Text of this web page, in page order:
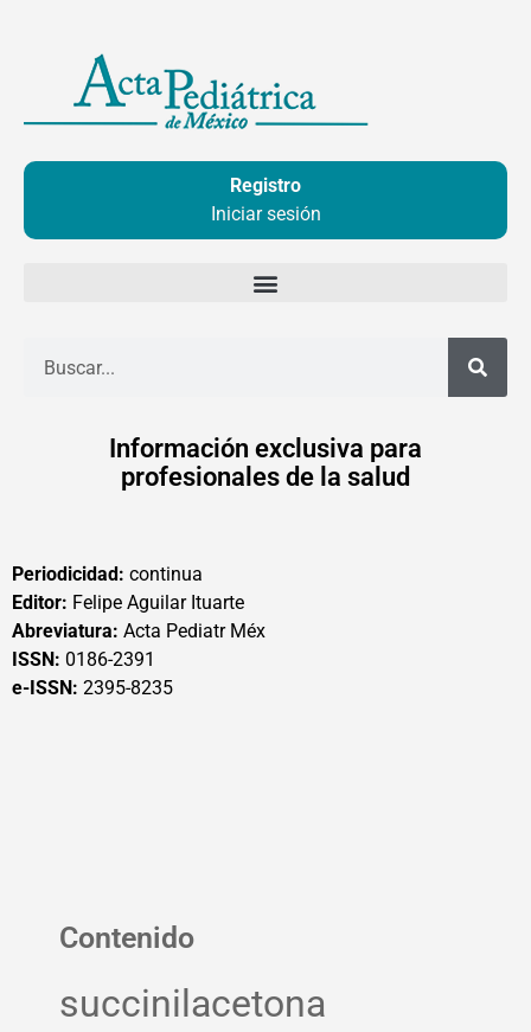
contenido
Registro
Iniciar sesión
Información exclusiva para
profesionales de la salud
Periodicidad: continua
Editor: Felipe Aguilar Ituarte
Abreviatura: Acta Pediatr Méx
ISSN: 0186-2391
e-ISSN: 2395-8235
Contenido
succinilacetona